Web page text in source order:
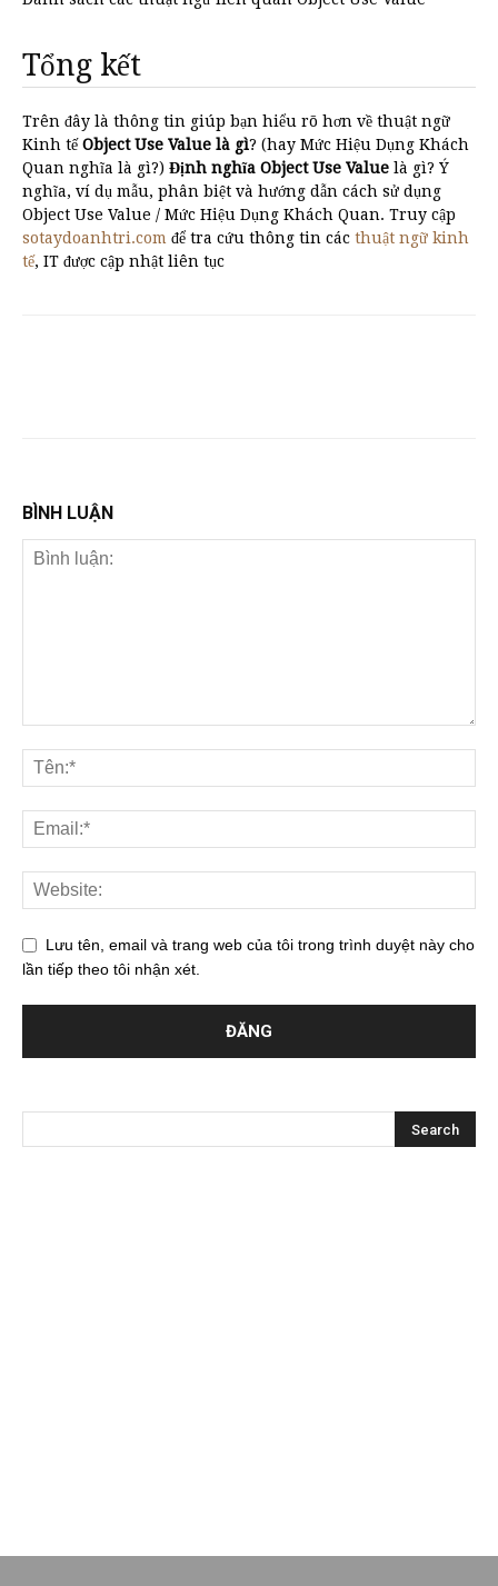
Tổng kết
Trên đây là thông tin giúp bạn hiểu rõ hơn về thuật ngữ
Kinh tếObject Use Value là gì? (hay Mức Hiệu Dụng Khách
Quan nghĩa là gì?) Định nghĩa Object Use Value là gì? Ý
nghĩa, ví dụ mẫu, phân biệt và hướng dẫn cách sử dụng
Object Use Value / Mức Hiệu Dụng Khách Quan. Truy cập
sotaydoanhtri.com để tra cứu thông tin các thuật ngữ kinh
tế, IT được cập nhật liên tục
BÌNH LUẬN
Lưu tên, email và trang web của tôi trong trình duyệt này cho
lần tiếp theo tôi nhận xét.